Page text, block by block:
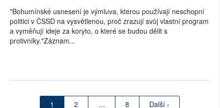
"Bohumínské usnesení je výmluva, kterou používají neschopní
politici v ČSSD na vysvětlenou, proč zrazují svůj vlastní program
a vyměňují ideje za koryto, o které se budou dělit s
protivníky."Záznam...
1 2 … 8 Další ›